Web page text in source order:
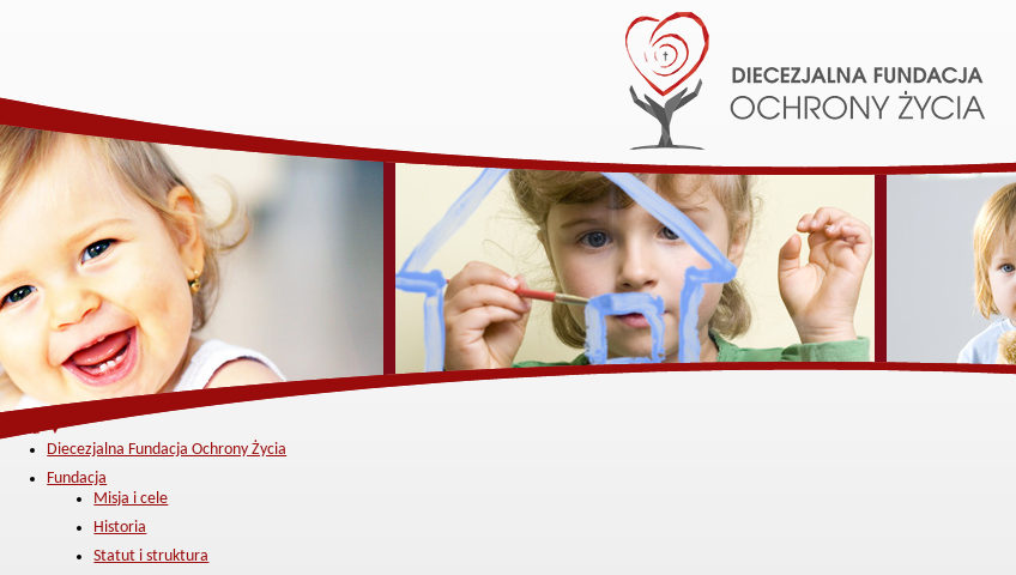
Menu ▼
Diecezjalna Fundacja Ochrony Życia
Fundacja
Misja i cele
Historia
Statut i struktura